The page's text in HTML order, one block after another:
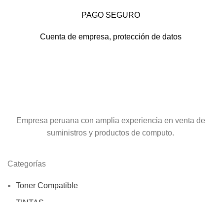
PAGO SEGURO
Cuenta de empresa, protección de datos
Empresa peruana con amplia experiencia en venta de
suministros y productos de computo.
Categorías
Toner Compatible